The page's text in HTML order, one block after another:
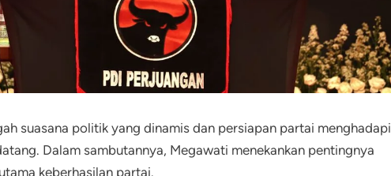
suasana politik yang dinamis dan persiapan partai menghadapi
Dalam sambutannya, Megawati menekankan pentingnya
keberhasilan partai.